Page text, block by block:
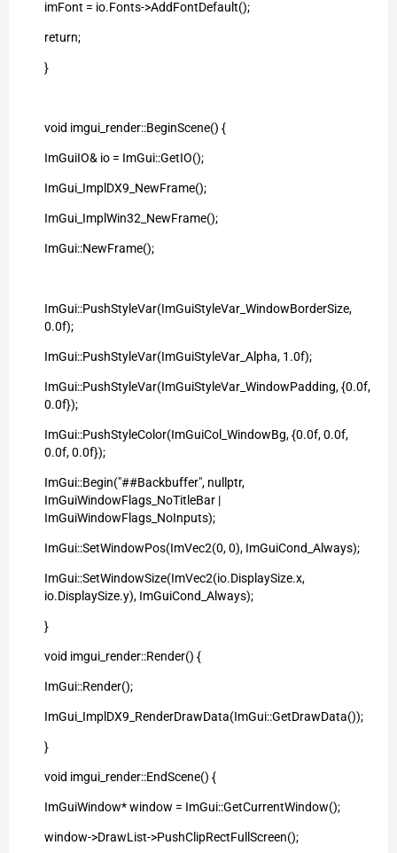
imFont = io.Fonts->AddFontDefault();
return;
}
void imgui_render::BeginScene() {
ImGuiIO& io = ImGui::GetIO();
ImGui_ImplDX9_NewFrame();
ImGui_ImplWin32_NewFrame();
ImGui::NewFrame();
ImGui::PushStyleVar(ImGuiStyleVar_WindowBorderSize,
0.0f);
ImGui::PushStyleVar(ImGuiStyleVar_Alpha, 1.0f);
ImGui::PushStyleVar(ImGuiStyleVar_WindowPadding, {0.0f,
0.0f});
ImGui::PushStyleColor(ImGuiCol_WindowBg, {0.0f, 0.0f,
0.0f, 0.0f});
ImGui::Begin("##Backbuffer", nullptr,
ImGuiWindowFlags_NoTitleBar |
ImGuiWindowFlags_NoInputs);
ImGui::SetWindowPos(ImVec2(0, 0), ImGuiCond_Always);
ImGui::SetWindowSize(ImVec2(io.DisplaySize.x,
io.DisplaySize.y), ImGuiCond_Always);
}
void imgui_render::Render() {
ImGui::Render();
ImGui_ImplDX9_RenderDrawData(ImGui::GetDrawData());
}
void imgui_render::EndScene() {
ImGuiWindow* window = ImGui::GetCurrentWindow();
window->DrawList->PushClipRectFullScreen();